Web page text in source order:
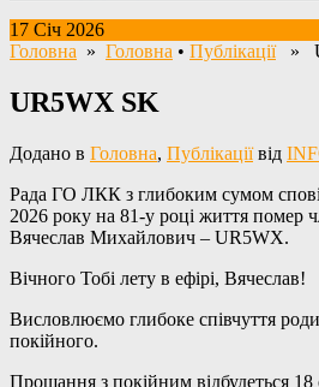
17 Січ 2026
Головна » Головна • Публікації»
UR5WX SK
Додано в Головна, Публікаціївід
Рада ГО ЛКК з глибоким сумом
2026 року на 81-у році життя
Вячеслав Михайлович – UR5WX.
Вічного Тобі лету в ефірі, Вячеслав!
Висловлюємо глибоке співчуття
покійного.
Прощання з покійним відбудеться 18